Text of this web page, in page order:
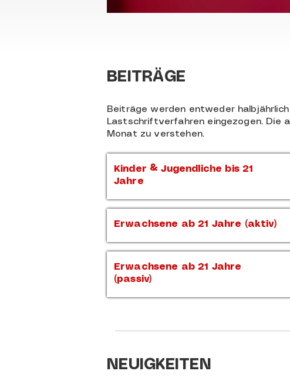
BEITRÄGE
Beiträge werden entweder
Lastschriftverfahren eingezogen. Die
Monat zu verstehen.
Kinder & Jugendliche bis 21
Jahre
Erwachsene ab 21 Jahre (aktiv)
Erwachsene ab 21 Jahre
(passiv)
NEUIGKEITEN